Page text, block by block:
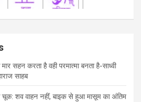
सहन करता है वही परमात्मा बनता है-साध्वी
साहब
चूक: शव वाहन नहीं, बाइक से हुआ मासूम का अंतिम